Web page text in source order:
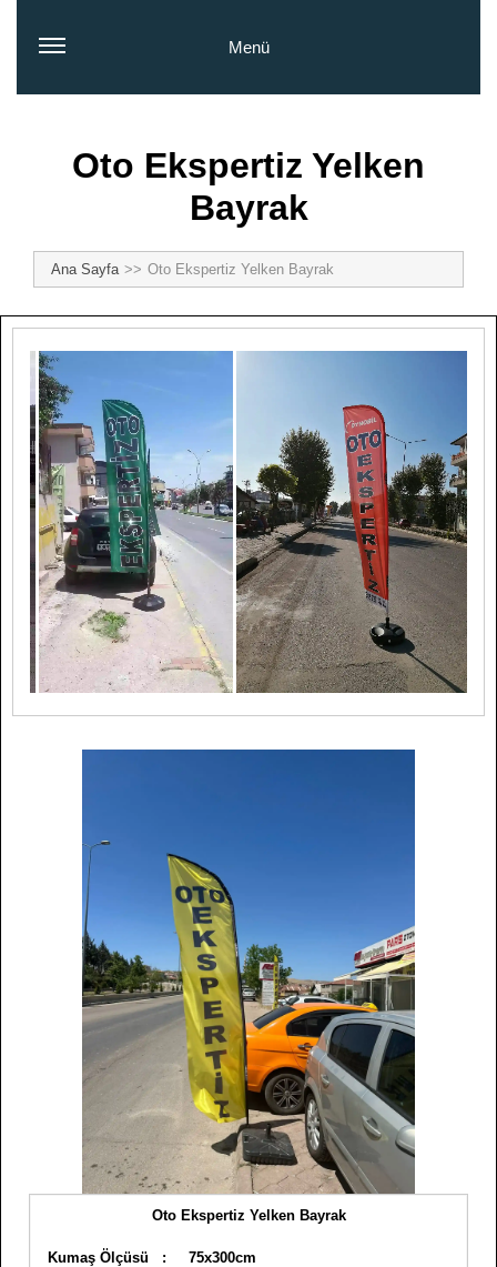
Oto Ekspertiz Yelken
Bayrak
Ana Sayfa Oto Ekspertiz Yelken Bayrak
Menü
Oto Ekspertiz Yelken Bayrak
Kumaş Ölçüsü : 75x300cm